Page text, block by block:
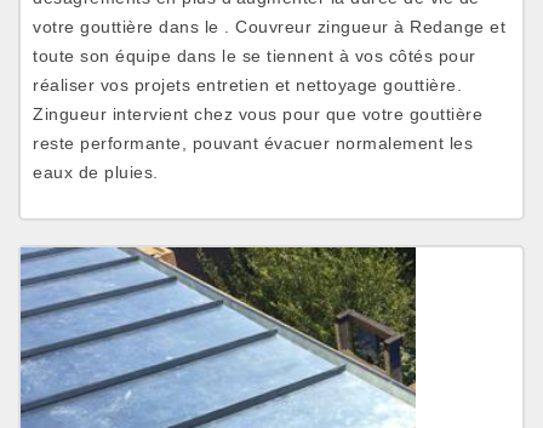
votre gouttière dans le . Couvreur zingueur à Redange et
toute son équipe dans le se tiennent à vos côtés pour
réaliser vos projets entretien et nettoyage gouttière.
Zingueur intervient chez vous pour que votre gouttière
reste performante, pouvant évacuer normalement les
eaux de pluies.